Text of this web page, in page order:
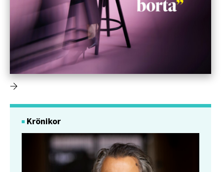
Krönikor